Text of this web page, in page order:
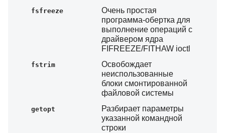
fsfreeze
Очень простая
программа-обертка для
выполнение операций с
драйвером ядра
FIFREEZE/FITHAW ioctl
fstrim
Освобождает
неиспользованные
блоки смонтированной
файловой системы
getopt
Разбирает параметры
указанной командной
строки